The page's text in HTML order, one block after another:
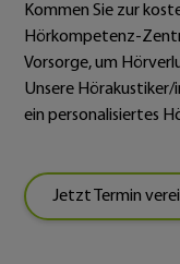
Kommen Sie zur
Hörkompetenz-
Vorsorge, um
Unsere
ein personalisiertes
Jetzt Termin